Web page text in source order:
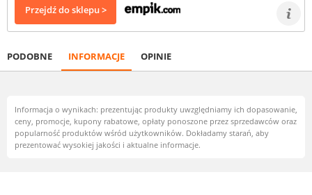
Przejdź do sklepu >
PODOBNE INFORMACJE OPINIE
Informacja o wynikach: prezentując produkty uwzględniamy ich dopasowanie,
ceny, promocje, kupony rabatowe, opłaty ponoszone przez sprzedawców oraz
popularność produktów wśród użytkowników. Dokładamy starań, aby
prezentować wysokiej jakości i aktualne informacje.